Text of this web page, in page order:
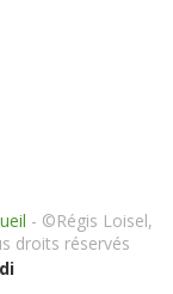
- ©Régis Loisel,
droits réservés